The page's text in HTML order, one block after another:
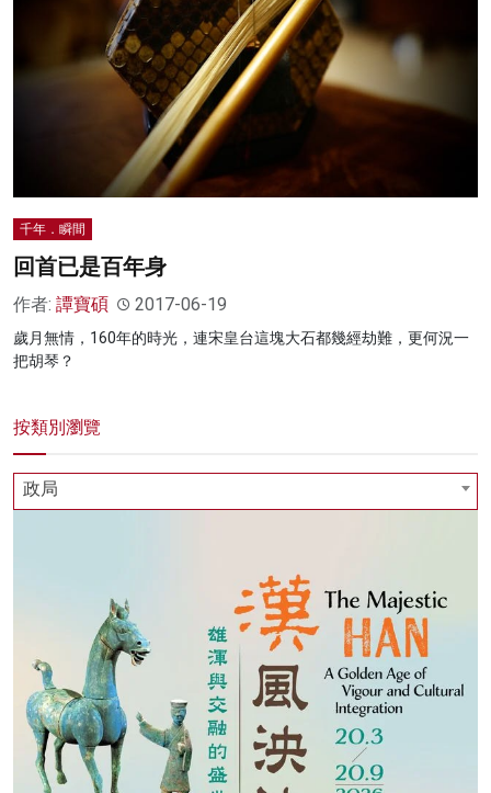
千年．瞬間
回首已是百年身
作者: 譚寶碩 2017-06-19
歲月無情，160年的時光，連宋皇台這塊大石都幾經劫難，更何況一
把胡琴？
按類別瀏覽
政局